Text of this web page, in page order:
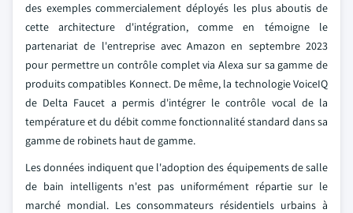
des exemples commercialement déployés les plus aboutis de
cette architecture d'intégration, comme en témoigne le
partenariat de l'entreprise avec Amazon en septembre 2023
pour permettre un contrôle complet via Alexa sur sa gamme de
produits compatibles Konnect. De même, la technologie VoiceIQ
de Delta Faucet a permis d'intégrer le contrôle vocal de la
température et du débit comme fonctionnalité standard dans sa
gamme de robinets haut de gamme.
Les données indiquent que l'adoption des équipements de salle
de bain intelligents n'est pas uniformément répartie sur le
marché mondial. Les consommateurs résidentiels urbains à